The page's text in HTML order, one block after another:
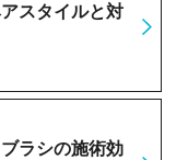
スタイルと対
ラシの施術効